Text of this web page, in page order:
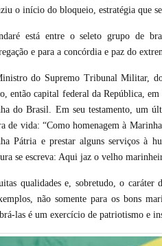
o início do bloqueio, estratégia que
está entre o seleto grupo de
e para a concórdia e paz do
do Supremo Tribunal Militar,
então capital federal da República,
do Brasil. Em seu testamento, um
de vida: “Como homenagem à
Pátria e prestar alguns serviços à
se escreva: Aqui jaz o velho
qualidades e, sobretudo, o caráter
não somente para os bons
las é um exercício de patriotismo e